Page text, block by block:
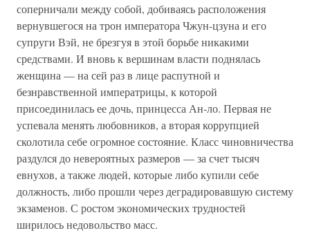
соперничали между собой, добиваясь расположения
вернувшегося на трон императора Чжун-цзуна и его
супруги Вэй, не брезгуя в этой борьбе никакими
средствами. И вновь к вершинам власти поднялась
женщина — на сей раз в лице распутной и
безнравственной императрицы, к которой
присоединилась ее дочь, принцесса Ан-ло. Первая не
успевала менять любовников, а вторая коррупцией
сколотила себе огромное состояние. Класс чиновничества
раздулся до невероятных размеров — за счет тысяч
евнухов, а также людей, которые либо купили себе
должность, либо прошли через деградировавшую систему
экзаменов. С ростом экономических трудностей
ширилось недовольство масс.